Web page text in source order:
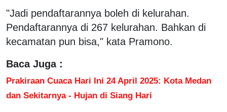
"Jadi pendaftarannya boleh di kelurahan.
Pendaftarannya di 267 kelurahan. Bahkan di
kecamatan pun bisa," kata Pramono.
Baca Juga :
Prakiraan Cuaca Hari Ini 24 April 2025: Kota Medan
dan Sekitarnya - Hujan di Siang Hari